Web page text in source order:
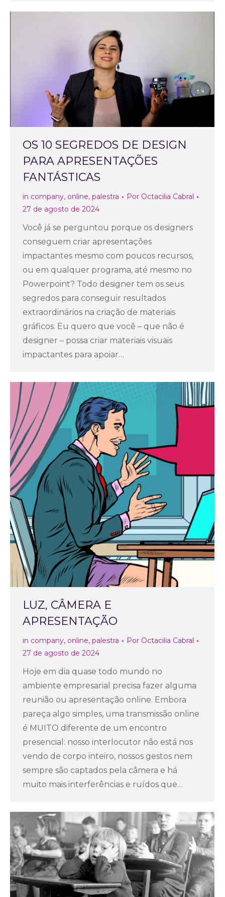
OS 10 SEGREDOS DE DESIGN
PARA APRESENTAÇÕES
FANTÁSTICAS
in company, online, palestra Por Octacilia Cabral
27 de agosto de 2024
Você já se perguntou porque os designers
conseguem criar apresentações
impactantes mesmo com poucos recursos,
ou em qualquer programa, até mesmo no
Powerpoint? Todo designer tem os seus
segredos para conseguir resultados
extraordinários na criação de materiais
gráficos. Eu quero que você – que não é
designer – possa criar materiais visuais
impactantes para apoiar…
LUZ, CÂMERA E
APRESENTAÇÃO
in company, online, palestra Por Octacilia Cabral
27 de agosto de 2024
Hoje em dia quase todo mundo no
ambiente empresarial precisa fazer alguma
reunião ou apresentação online. Embora
pareça algo simples, uma transmissão online
é MUITO diferente de um encontro
presencial: nosso interlocutor não está nos
vendo de corpo inteiro, nossos gestos nem
sempre são captados pela câmera e há
muito mais interferências e ruídos que…